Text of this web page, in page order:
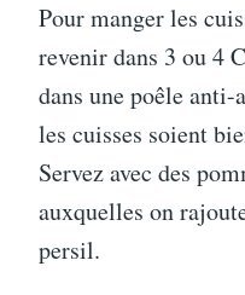
Pour manger les
revenir dans 3 ou 4
dans une poêle anti-
les cuisses soient
Servez avec des
auxquelles on
persil.